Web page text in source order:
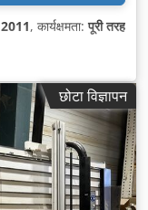
2011, कार्यक्षमता:पूरी तरह
छोटा विज्ञापन